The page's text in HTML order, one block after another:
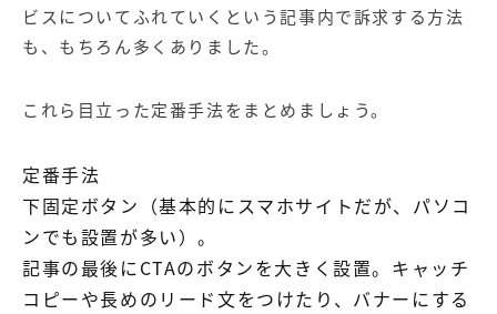
ビスについてふれていくという記事内で訴求する方法
も、もちろん多くありました。
これら目立った定番手法をまとめましょう。
定番手法
下固定ボタン（基本的にスマホサイトだが、パソコ
ンでも設置が多い）。
記事の最後にCTAのボタンを大きく設置。キャッチ
コピーや長めのリード文をつけたり、バナーにする